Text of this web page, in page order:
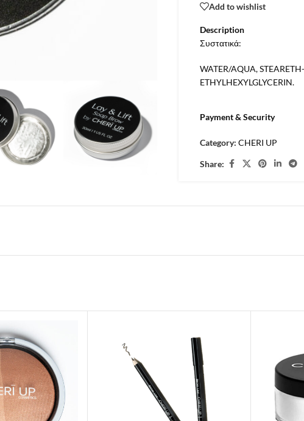
Add to wishlist
Description
Συστατικά:
WATER/AQUA,
ETHYLHEXYLGLYCERIN.
Payment & Security
Category: CHERI UP
Share: